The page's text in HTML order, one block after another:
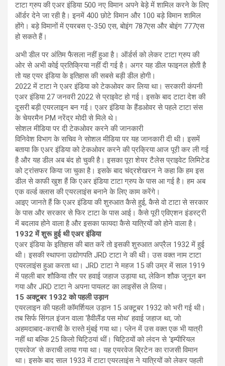
टाटा ग्रुप की एअर इंडिया 500 नए विमान अपने बेड़े में शामिल करने के लिए
ऑर्डर देने जा रही है। इनमें 400 छोटे विमान और 100 बड़े विमान शामिल
होंगे। बड़े विमानों में एयरबस ए-350 एस, बोइंग 787एस और बोइंग 777एस
हो सकते हैं।
अभी डील पर अंतिम फैसला नहीं हुआ है। ऑर्डर्स को लेकर टाटा ग्रुप की
ओर से अभी कोई प्रतिक्रिया नहीं दी गई है। अगर यह डील फाइनल होती है
तो यह एयर इंडिया के इतिहास की सबसे बड़ी डील होगी।
2022 में टाटा ने एअर इंडिया को टेकओवर कर लिया था। सरकारी कंपनी
एअर इंडिया 27 जनवरी 2022 से प्राइवेट हो गई। इसके बाद टाटा देश की
दूसरी बड़ी एयरलाइन बन गई। एअर इंडिया के हैंडओवर से पहले टाटा संस
के चेयरमैन PM नरेंद्र मोदी से मिले थे।
सोशल मीडिया पर दी टेकओवर करने की जानकारी
विनिवेश विभाग के सचिव ने सोशल मीडिया पर यह जानकारी दी थी। इसमें
बताया कि एअर इंडिया को टेकओवर करने की प्रक्रिया आज पूरी कर ली गई
है और यह डील अब बंद हो चुकी है। इसका पूरा शेयर टैलेस प्राइवेट लिमिटेड
को ट्रांसफर किया जा चुका है। इसके बाद चंद्रशेखरन ने कहा कि हम इस
डील से काफी खुश हैं कि एअर इंडिया टाटा ग्रुप के पास आ गई है। हम अब
एक वर्ल्ड क्लास की एयरलाइंस बनाने के लिए काम करेंगे।
आइए जानते हैं कि एअर इंडिया की शुरुआत कैसे हुई, कैसे वो टाटा से सरकार
के पास और सरकार से फिर टाटा के पास आई। कैसे पूरी एविएशन इंडस्ट्री
में बदलाव होने वाला है और इसका फायदा कैसे यात्रियों को होने वाला है।
1932 में शुरू हुई थी एअर इंडिया
एअर इंडिया के इतिहास की बात करें तो इसकी शुरुआत अप्रैल 1932 में हुई
थी। इसकी स्थापना उद्योगपति JRD टाटा ने की थी। उस वक्त नाम टाटा
एयरलाइंस हुआ करता था। JRD टाटा ने महज 15 की उम्र में साल 1919
में पहली बार शौकिया तौर पर हवाई जहाज उड़ाया था, लेकिन शौक जुनून बन
गया और JRD टाटा ने अपना पायलट का लाइसेंस ले लिया।
15 अक्टूबर 1932 को पहली उड़ान
एयरलाइन की पहली कॉमर्शियल उड़ान 15 अक्टूबर 1932 को भरी गई थी।
तब सिर्फ सिंगल इंजन वाला ‘हैवीलैंड पस मोथ’ हवाई जहाज था, जो
अहमदाबाद-कराची के रास्ते मुंबई गया था। प्लेन में उस वक्त एक भी यात्री
नहीं था बल्कि 25 किलो चिट्ठ‍ियां थीं। चिट्ठियों को लंदन से ‘इम्पीरियल
एयरवेज’ से कराची लाया गया था। यह एयरवेज ब्रिटेन का राजसी विमान
था। इसके बाद साल 1933 में टाटा एयरलाइंस ने यात्रियों को लेकर पहली